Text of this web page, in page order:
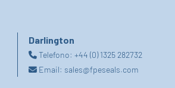
Darlington
Telefono:+44 (0) 1325 282732
Email: sales@fpeseals.com